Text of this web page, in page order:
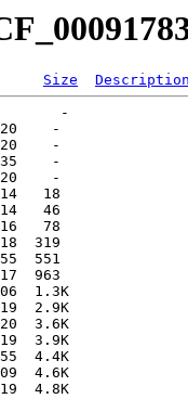
Size
Description
-
-
-
-
-
18
46
78
319
551
963
1.3K
2.9K
3.6K
3.9K
4.4K
4.6K
4.8K